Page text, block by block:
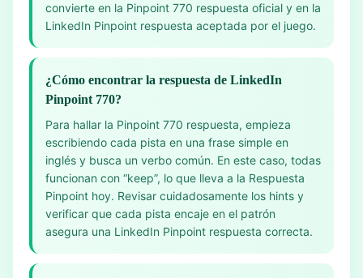
convierte en la Pinpoint 770 respuesta oficial y en la
LinkedIn Pinpoint respuesta aceptada por el juego.
¿Cómo encontrar la respuesta de LinkedIn
Pinpoint 770?
Para hallar la Pinpoint 770 respuesta, empieza
escribiendo cada pista en una frase simple en
inglés y busca un verbo común. En este caso, todas
funcionan con “keep”, lo que lleva a la Respuesta
Pinpoint hoy. Revisar cuidadosamente los hints y
verificar que cada pista encaje en el patrón
asegura una LinkedIn Pinpoint respuesta correcta.